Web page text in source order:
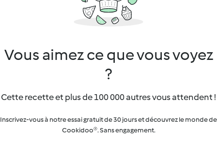
Vous aimez ce que vous voyez
?
Cette recette et plus de 100 000 autres vous attendent !
Inscrivez-vous à notre essai gratuit de 30 jours et découvrez le monde de
Cookidoo®. Sans engagement.